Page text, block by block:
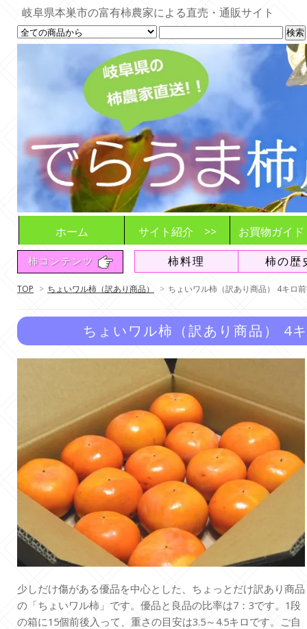
岐阜県本巣市の富有柿農家による直売・通販サイト
ホーム
サイト紹介 >>
でらうま柿農園とは
商品とご利用シーン
お届けする柿
お買物ガイ
販売や発送
ご注文の流れ
注意事項や
収穫・発送
追加販売情報
送料について
よくある質問
（FAQ）
柿コンテンツ 柿料理 柿の歴
TOP > ちょいワル柿（訳あり商品） > ちょいワル柿（訳あり商品） 4キロ
ちょいワル柿（訳あり商品） 4
少しだけ傷がある優品を中心とした、ちょっとだけ訳あり商品
の「ちょいワル柿」です。優品と良品の比率は7：3です。1段
の箱に15個前後入って、重さの目安は3.5～4.5キロです。ご自